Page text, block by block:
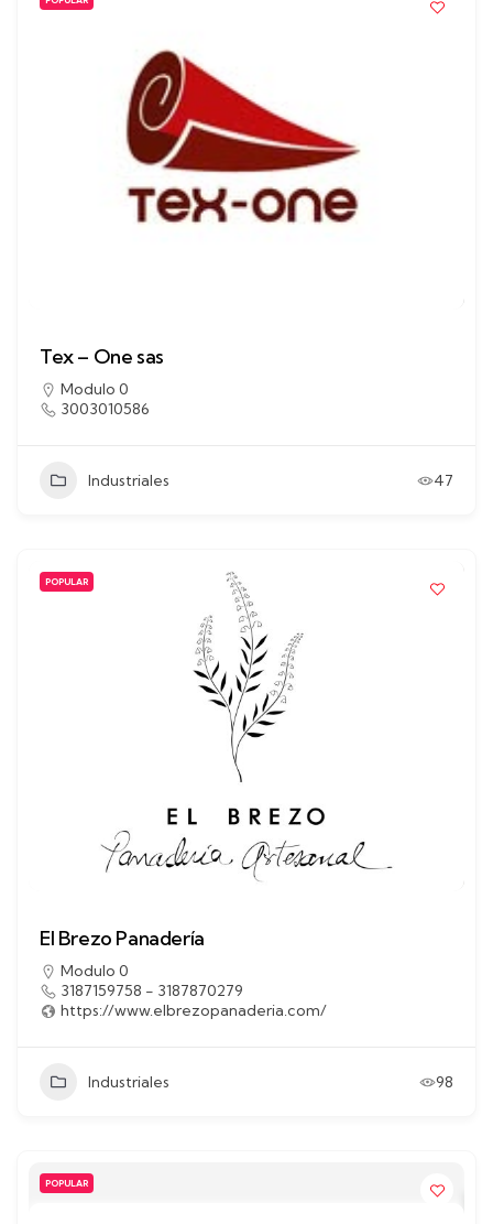
Tex – One sas
Modulo 0
3003010586
Industriales 47
POPULAR
El Brezo Panadería
Modulo 0
3187159758 - 3187870279
https://www.elbrezopanaderia.com/
Industriales 98
POPULAR